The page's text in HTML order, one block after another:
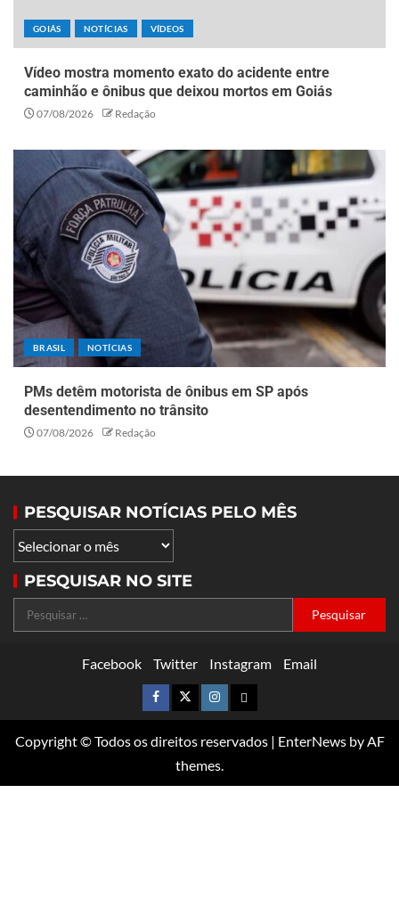
GOIÁS NOTÍCIAS VÍDEOS
Vídeo mostra momento exato do acidente entre
caminhão e ônibus que deixou mortos em Goiás
07/08/2026 Redação
BRASIL NOTÍCIAS
PMs detêm motorista de ônibus em SP após
desentendimento no trânsito
07/08/2026 Redação
PESQUISAR NOTÍCIAS PELO MÊS
PESQUISAR NO SITE
Facebook Twitter Instagram Email
Copyright © Todos os direitos reservados | EnterNewsby AF
themes.